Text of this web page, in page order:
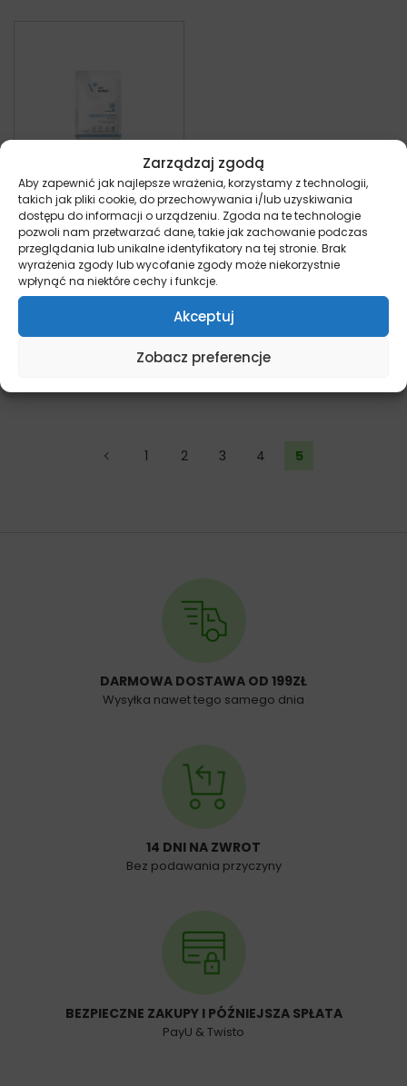
Zarządzaj zgodą
Aby zapewnić jak najlepsze wrażenia, korzystamy z technologii,
takich jak pliki cookie, do przechowywania i/lub uzyskiwania
dostępu do informacji o urządzeniu. Zgoda na te technologie
pozwoli nam przetwarzać dane, takie jak zachowanie podczas
przeglądania lub unikalne identyfikatory na tej stronie. Brak
wyrażenia zgody lub wycofanie zgody może niekorzystnie
wpłynąć na niektóre cechy i funkcje.
Akceptuj
Zobacz preferencje
VetExpert 4T
Sensitivity Cat –
saszetka
weterynaryjna dla
kotów 100g
Dowiedz się więcej
← 1 2 3 4 5
DARMOWA DOSTAWA OD 199ZŁ
Wysyłka nawet tego samego dnia
14 DNI NA ZWROT
Bez podawania przyczyny
BEZPIECZNE ZAKUPY I PÓŹNIEJSZA SPŁATA
PayU & Twisto